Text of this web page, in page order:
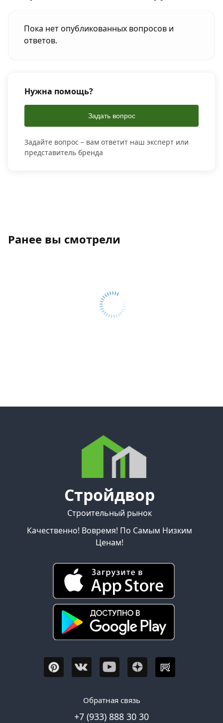
Пока нет опубликованных вопросов и
ответов.
Нужна помощь?
Задать вопрос
Задайте вопрос – вам ответит наш эксперт или
представитель бренда
Ранее вы смотрели
Стройдвор
Строительный рынок
Качественно! Вовремя! По Самым Низким
Ценам!
Обратная связь
+7 (933) 888 30 30